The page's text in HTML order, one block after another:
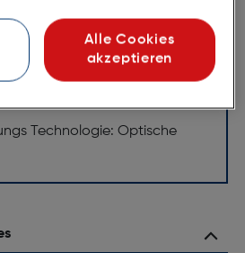
2,4 GHz Funkmaus
Technologie: Optische
Alle Cookies
akzeptieren